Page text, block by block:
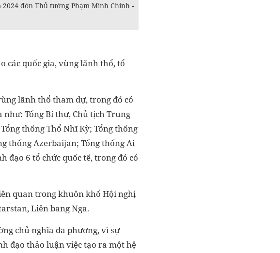
đón Thủ tướng Phạm Minh Chính -
các quốc gia, vùng lãnh thổ, tổ
lãnh thổ tham dự, trong đó có
như: Tổng Bí thư, Chủ tịch Trung
thống Thổ Nhĩ Kỳ; Tổng thống
thống Azerbaijan; Tổng thống Ai
đạo 6 tổ chức quốc tế, trong đó có
quan trong khuôn khổ Hội nghị
Liên bang Nga.
chủ nghĩa đa phương, vì sự
đạo thảo luận việc tạo ra một hệ